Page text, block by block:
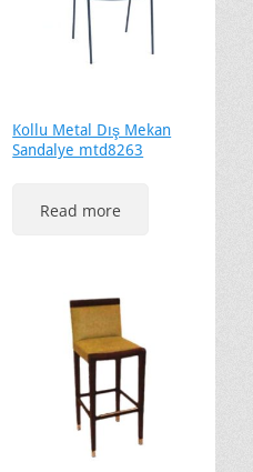
Kollu Metal Dış Mekan
Sandalye mtd8263
Read more